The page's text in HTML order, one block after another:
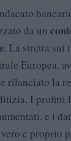
da un
. La stretta sui
Europea,
rilanciato la
I profitti
e i
e proprio